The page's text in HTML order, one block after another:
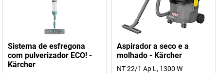
Sistema de esfregona
com pulverizador ECO! -
Kärcher
Aspirador a seco e a
molhado - Kärcher
NT 22/1 Ap L, 1300 W